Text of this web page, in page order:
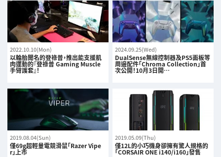
2022.10.10(Mon)
以輪胎聞名的登祿普，推出能支援肌
肉運動的『登祿普 Gaming Muscle
手臂護套』！
2024.09.25(Wed)
DualSense無線控制器及PS5面板等
周邊配件「Chroma Collection」首
次公開！10月3日開…
2019.08.04(Sun)
僅69g超輕量電競滑鼠「Razer Vipe
r」上市
2019.05.09(Thu)
僅12L的小巧機身卻擁有驚人規格的
「CORSAIR ONE i140/i160」發售